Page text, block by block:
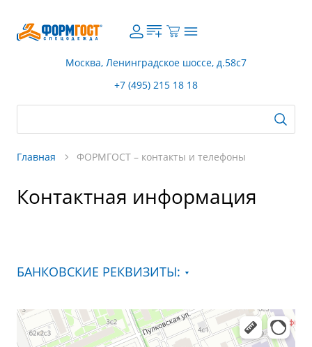
Москва, Ленинградское шоссе, д.58с7
+7 (495) 215 18 18
Главная ФОРМГОСТ – контакты и телефоны
Контактная информация
БАНКОВСКИЕ РЕКВИЗИТЫ: